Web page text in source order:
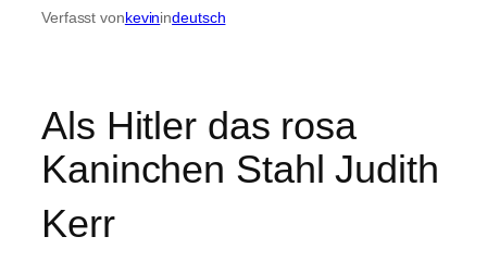
Verfasst vonkevinindeutsch
Als Hitler das rosa
Kaninchen Stahl Judith
Kerr